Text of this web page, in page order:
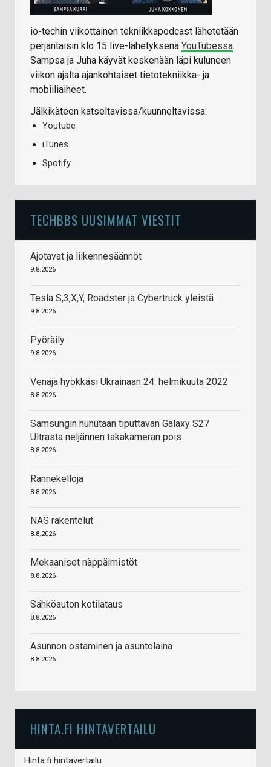
io-techin viikottainen tekniikkapodcast lähetetään
perjantaisin klo 15 live-lähetyksenä YouTubessa.
Sampsa ja Juha käyvät keskenään läpi kuluneen
viikon ajalta ajankohtaiset tietotekniikka- ja
mobiiliaiheet.
Jälkikäteen katseltavissa/kuunneltavissa:
Youtube
iTunes
Spotify
TECHBBS UUSIMMAT VIESTIT
Ajotavat ja liikennesäännöt
9.8.2026
Tesla S,3,X,Y, Roadster ja Cybertruck yleistä
9.8.2026
Pyöräily
9.8.2026
Venäjä hyökkäsi Ukrainaan 24. helmikuuta 2022
8.8.2026
Samsungin huhutaan tiputtavan Galaxy S27
Ultrasta neljännen takakameran pois
8.8.2026
Rannekelloja
8.8.2026
NAS rakentelut
8.8.2026
Mekaaniset näppäimistöt
8.8.2026
Sähköauton kotilataus
8.8.2026
Asunnon ostaminen ja asuntolaina
8.8.2026
HINTA.FI HINTAVERTAILU
Hinta.fi hintavertailu